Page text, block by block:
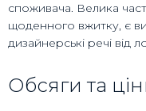
споживача. Велика
щоденного вжитку, є
дизайнерські речі від
Обсяги та